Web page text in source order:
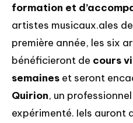
formation et
artistes musicaux.ales
première année, les six
bénéficieront de cours
semaines et seront
Quirion, un
expérimenté. Iels auront